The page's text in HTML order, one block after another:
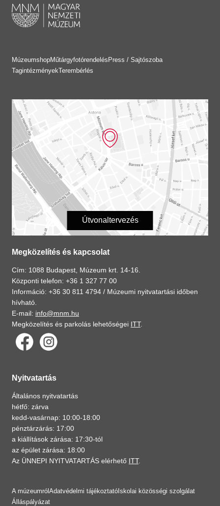
MúzeumshopMűtárgyfotórendelés Press / Sajtószoba
TagintézményekTerembérlés
Útvonaltervezés
Megközelítés és kapcsolat
Cím: 1088 Budapest, Múzeum krt. 14-16.
Központi telefon: +36 1 327 77 00
Információ: +36 30 811 4794 / Múzeumi nyitvatartási időben
hívható.
E-mail: info@mnm.hu
Megközelítés és parkolás lehetőségei ITT.
Nyitvatartás
Általános nyitvatartás
hétfő: zárva
kedd-vasárnap: 10:00-18:00
pénztárzárás: 17:00
a kiállítások zárása: 17:30-tól
az épület zárása: 18:00
Az ÜNNEPI NYITVATARTÁS elérhető ITT.
A múzeumról Adatvédelmi tájékoztató Iskolai közösségi szolgálat
Álláspályázat